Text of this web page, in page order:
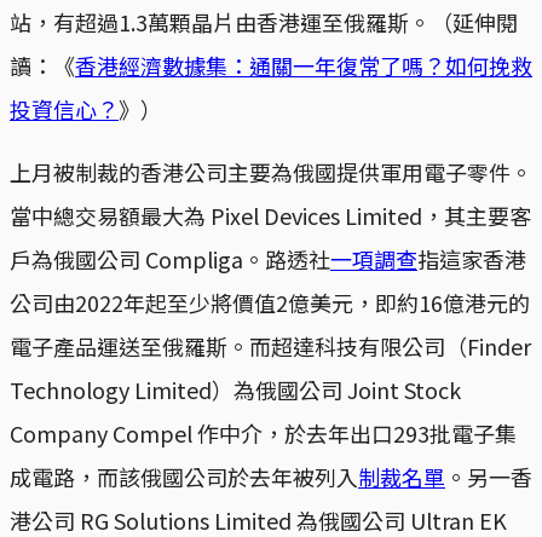
站，有超過1.3萬顆晶片由香港運至俄羅斯。（延伸閱
讀：《香港經濟數據集：通關一年復常了嗎？如何挽救
投資信心？》）
上月被制裁的香港公司主要為俄國提供軍用電子零件。
當中總交易額最大為 Pixel Devices Limited，其主要客
戶為俄國公司 Compliga。路透社一項調查指這家香港
公司由2022年起至少將價值2億美元，即約16億港元的
電子產品運送至俄羅斯。而超達科技有限公司（Finder
Technology Limited）為俄國公司 Joint Stock
Company Compel 作中介，於去年出口293批電子集
成電路，而該俄國公司於去年被列入制裁名單 。另一香
港公司 RG Solutions Limited 為俄國公司 Ultran EK